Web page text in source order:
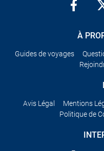
À
Guides de voyages
Avis Légal Mentions
Politique de